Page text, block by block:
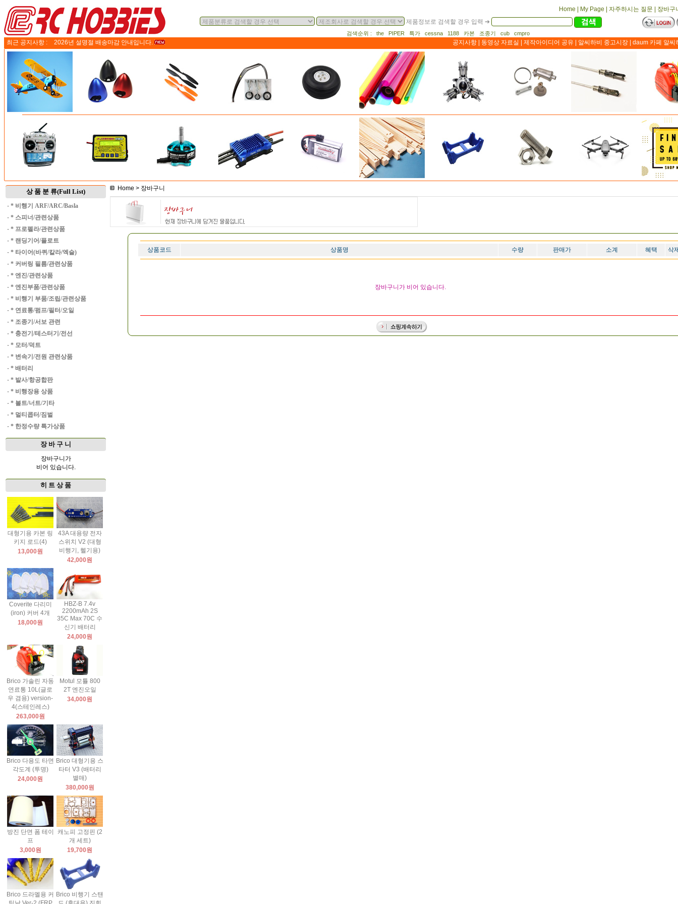
Home My Page 자주하시는 질문
장바구
제품정보로 검색할 경우 입력 ➔
검색순위 : the PIPER 특가 cessna 1188 카본 조종기 cub cmpro
최근 공지사항 : 2026년 설명절 배송마감 안내입니다. 공지사항 동영상 자료실 제작아이디어 공유 알씨하비 중고시장 daum 카페 알씨
상 품 분 류(Full List)
· * 비행기 ARF/ARC/Basla
· * 스피너/관련상품
· * 프로펠라/관련상품
· * 랜딩기어/플로트
· * 타이어(바퀴/칼라/엑슬)
· * 커버링 필름/관련상품
· * 엔진/관련상품
· * 엔진부품/관련상품
· * 비행기 부품/조립/관련상품
· * 연료통/펌프/필터/오일
· * 조종기/서보 관련
· * 충전기/테스터기/전선
· * 모터/덕트
· * 변속기/전원 관련상품
· * 배터리
· * 발사/항공합판
· * 비행장용 상품
· * 볼트/너트/기타
· * 멀티콥터/짐벌
· * 한정수량 특가상품
장 바 구 니
장바구니가
비어 있습니다.
히 트 상 품
대형기용 카본 링
키지 로드(4)
13,000원
43A 대용량 전자
스위치 V2 (대형
비행기, 헬기용)
42,000원
Coverite 다리미
(iron) 커버 4개
18,000원
HBZ-B 7.4v
2200mAh 2S
35C Max 70C 수
신기 배터리
24,000원
Brico 가솔린 자동
연료통 10L(글로
우 겸용) version-
4(스테인레스)
263,000원
Motul 모튤 800
2T 엔진오일
34,000원
Brico 다용도 타면
각도계 (투명)
24,000원
Brico 대형기용 스
타터 V3 (배터리
별매)
380,000원
방진 단면 폼 테이
프
3,000원
캐노피 고정핀 (2
개 세트)
19,700원
Brico 드라멜용 커
Brico 비행기 스탠
Home > 장바구니
상품코드 상품명 수량 판매가 소계 혜택 삭
장바구니가 비어 있습니다.